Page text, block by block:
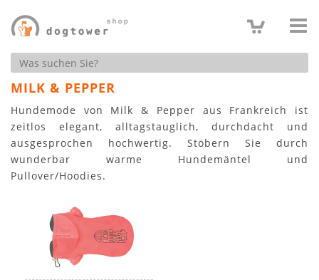
Produktsuche
MILK & PEPPER
Hundemode von Milk & Pepper aus Frankreich ist
zeitlos elegant, alltagstauglich, durchdacht und
ausgesprochen hochwertig. Stöbern Sie durch
wunderbar warme Hundemäntel und
Pullover/Hoodies.